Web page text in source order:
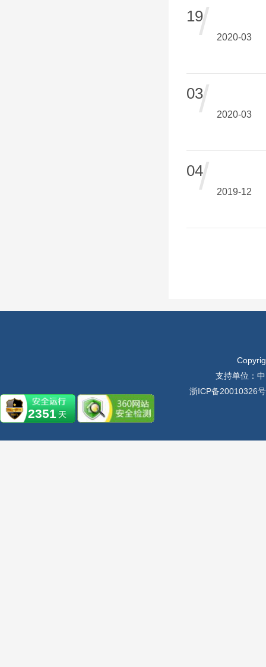
19/ 2020-03
03/ 2020-03
04/ 2019-12
支持单位：
浙ICP备20010326
2351